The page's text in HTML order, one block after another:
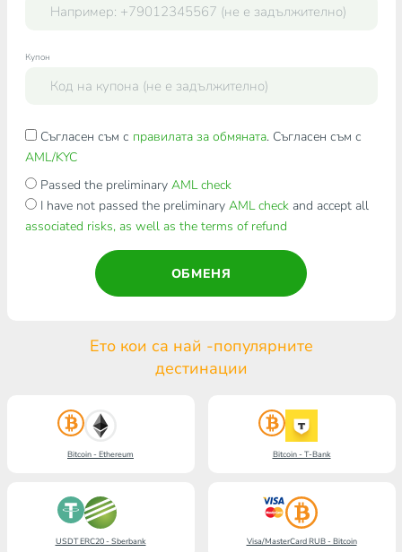
Купон
Съгласен съм с правилата за обмяната. Съгласен съм с
AML/KYC
Passed the preliminary AML check
I have not passed the preliminary AML checkand accept all
associated risks, as well as the terms of refund
ОБМЕНЯ
Ето кои са най -популярните
дестинации
Bitcoin - Ethereum Bitcoin - T-Bank
USDT ERC20 - Sberbank Visa/MasterCard RUB - Bitcoin